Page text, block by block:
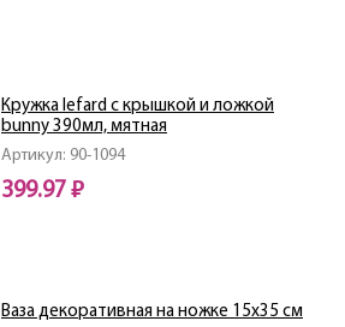
Артикул: 90-1094
Кружка lefard с крышкой и ложкой
bunny 390мл, мятная
399.97 ₽
Ваза декоративная на ножке 15х35 см